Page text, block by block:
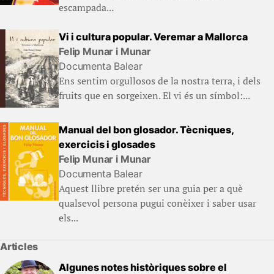
escampada...
Vi i cultura popular. Veremar a Mallorca
Felip Munar i Munar
Documenta Balear
Ens sentim orgullosos de la nostra terra, i dels
fruits que en sorgeixen. El vi és un símbol:...
Manual del bon glosador. Tècniques,
exercicis i glosades
Felip Munar i Munar
Documenta Balear
Aquest llibre pretén ser una guia per a què
qualsevol persona pugui conèixer i saber usar
els...
Articles
Algunes notes històriques sobre el